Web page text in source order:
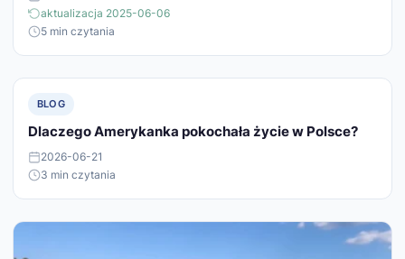
aktualizacja 2025-06-06
5 min czytania
BLOG
Dlaczego Amerykanka pokochała życie w Polsce?
2026-06-21
3 min czytania